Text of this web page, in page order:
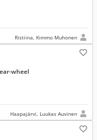
Ristiina, Kimmo Muhonen
wheel
Haapajärvi, Luukas Auvinen